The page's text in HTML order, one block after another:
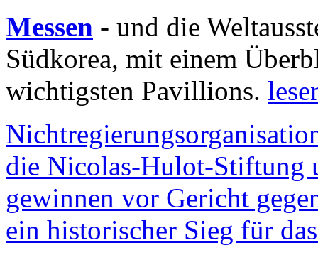
Messen - und die
Südkorea, mit einem
wichtigsten Pavillions.
die Nicolas-Hulot-Stiftung
gewinnen vor Gericht
ein historischer Sieg für